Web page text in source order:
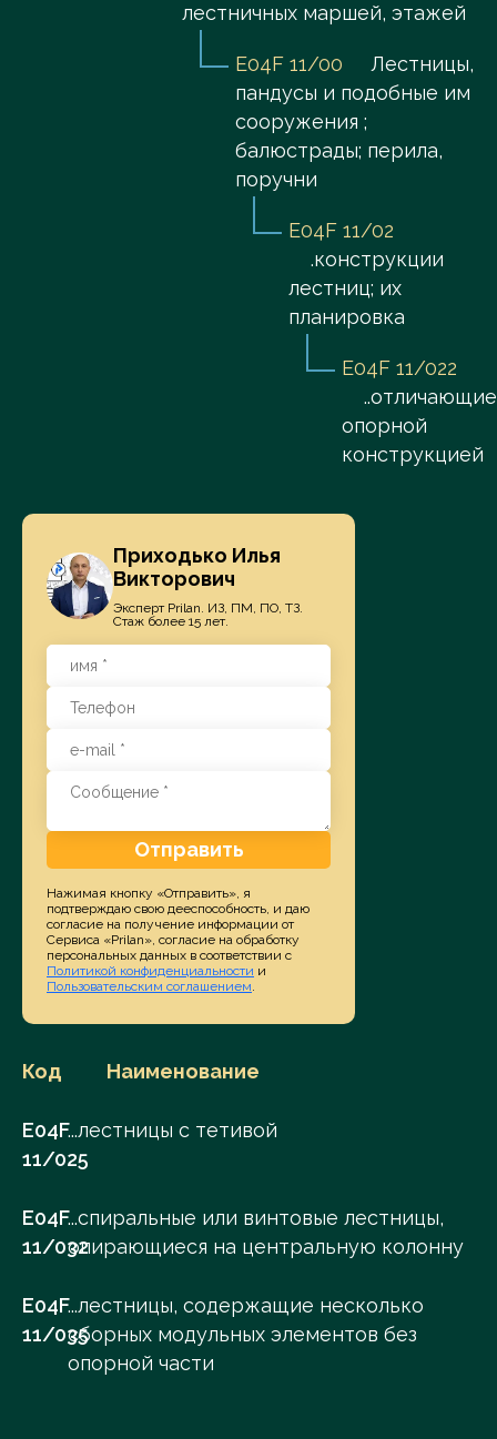
лестничных маршей, этажей
E04F 11/00
Лестницы,
пандусы и подобные им
сооружения ;
балюстрады; перила,
поручни
E04F 11/02
.конструкции
лестниц; их
планировка
E04F 11/022
опорной
конструкцией
Код Наименование
E04F
11/025
...лестницы с тетивой
E04F
11/032
...спиральные или винтовые лестницы,
опирающиеся на центральную колонну
E04F
11/035
...лестницы, содержащие несколько
сборных модульных элементов без
опорной части
Приходько Илья
Викторович
Эксперт Prilan. ИЗ, ПМ, ПО, ТЗ.
Стаж более 15 лет.
Отправить
Нажимая кнопку «Отправить», я
подтверждаю свою дееспособность, и даю
согласие на получение информации от
Сервиса «Prilan», согласие на обработку
персональных данных в соответствии с
Политикой конфиденциальности и
Пользовательским соглашением.